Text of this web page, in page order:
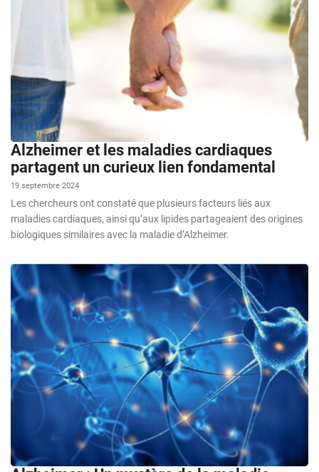
Alzheimer et les maladies cardiaques
partagent un curieux lien fondamental
19 septembre 2024
Les chercheurs ont constaté que plusieurs facteurs liés aux
maladies cardiaques, ainsi qu’aux lipides partageaient des origines
biologiques similaires avec la maladie d’Alzheimer.